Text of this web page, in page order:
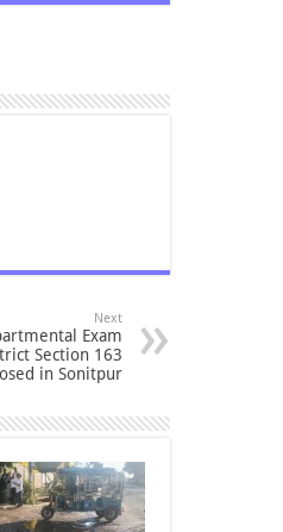
Next
Exam
Section 163
in Sonitpur